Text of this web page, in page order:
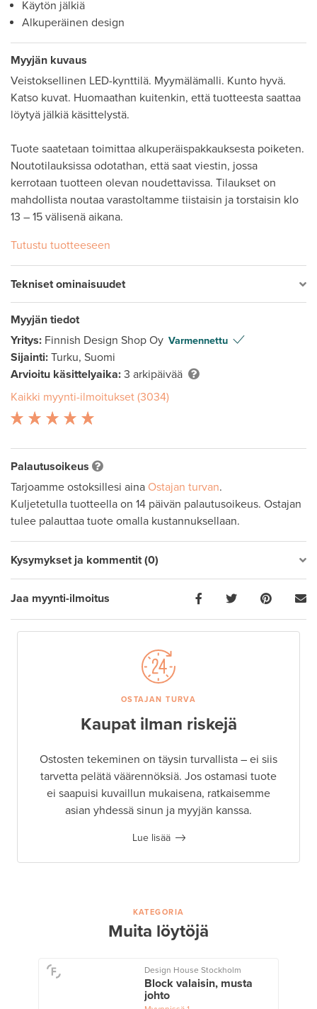
Käytön jälkiä
Alkuperäinen design
Myyjän kuvaus
Veistoksellinen LED-kynttilä. Myymälämalli. Kunto hyvä.
Katso kuvat. Huomaathan kuitenkin, että tuotteesta saattaa
löytyä jälkiä käsittelystä.
Tuote saatetaan toimittaa alkuperäispakkauksesta poiketen.
Noutotilauksissa odotathan, että saat viestin, jossa
kerrotaan tuotteen olevan noudettavissa. Tilaukset on
mahdollista noutaa varastoltamme tiistaisin ja torstaisin klo
Tutustu tuotteeseen
Tekniset ominaisuudet
Myyjän tiedot
Yritys: Finnish Design Shop Oy Varmennettu
Sijainti: Turku, Suomi
Arvioitu käsittelyaika: 3 arkipäivää
Kaikki myynti-ilmoitukset (3034)
Palautusoikeus
Tarjoamme ostoksillesi aina Ostajan turvan.
Kuljetetulla tuotteella on 14 päivän palautusoikeus. Ostajan
tulee palauttaa tuote omalla kustannuksellaan.
Kysymykset ja kommentit (0)
Jaa myynti-ilmoitus
OSTAJAN TURVA
Kaupat ilman riskejä
Ostosten tekeminen on täysin turvallista – ei siis
tarvetta pelätä väärennöksiä. Jos ostamasi tuote
ei saapuisi kuvaillun mukaisena, ratkaisemme
asian yhdessä sinun ja myyjän kanssa.
Lue lisää
KATEGORIA
Muita löytöjä
Design House Stockholm
Block valaisin, musta
johto